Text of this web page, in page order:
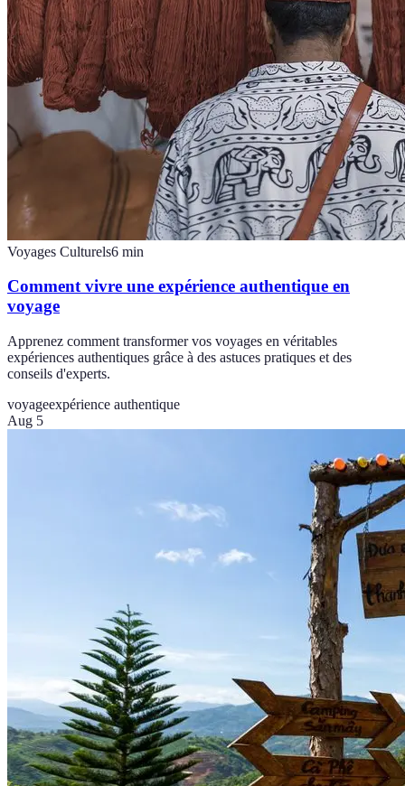
Voyages Culturels6 min
Comment vivre une expérience authentique en
voyage
Apprenez comment transformer vos voyages en véritables
expériences authentiques grâce à des astuces pratiques et des
conseils d'experts.
voyageexpérience authentique
Aug 5